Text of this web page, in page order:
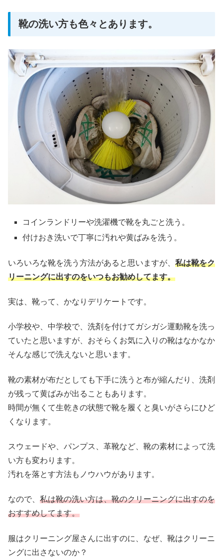
靴の洗い方も色々とあります。
コインランドリーや洗濯機で靴を丸ごと洗う。
付けおき洗いで丁寧に汚れや黄ばみを洗う。
いろいろな靴を洗う方法があると思いますが、 私は靴をク
リーニングに出すのをいつもお勧めしてます。
実は、靴って、かなりデリケートです。
小学校や、中学校で、洗剤を付けてガシガシ運動靴を洗っ
ていたと思いますが、おそらくお気に入りの靴はなかなか
そんな感じで洗えないと思います。
靴の素材が布だとしても下手に洗うと布が縮んだり、洗剤
が残って黄ばみが出ることもあります。
時間が無くて生乾きの状態で靴を履くと臭いがさらにひど
くなります。
スウェードや、パンプス、革靴など、靴の素材によって洗
い方も変わります。
汚れを落とす方法もノウハウがあります。
なので、 私は靴の洗い方は、靴のクリーニングに出すのを
おすすめしてます。
服はクリーニング屋さんに出すのに、なぜ、靴はクリーニ
ングに出さないのか？